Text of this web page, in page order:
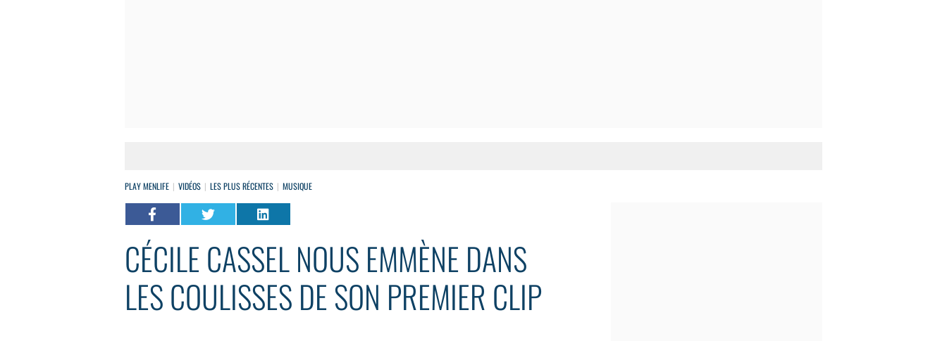
PLAY MENLIFE VIDÉOS LES PLUS RÉCENTES MUSIQUE
CÉCILE CASSEL NOUS EMMÈNE DANS
LES COULISSES DE SON PREMIER CLIP